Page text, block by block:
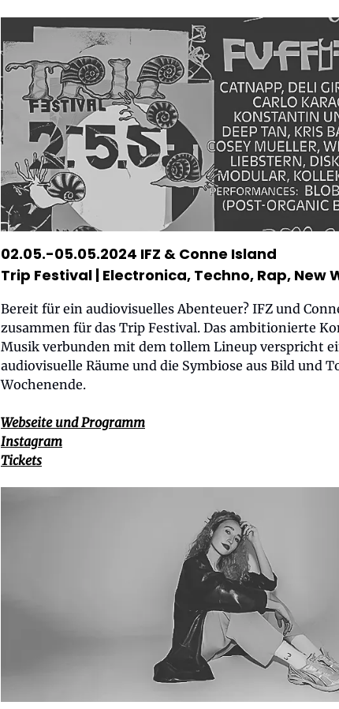
02.05.-05.05.2024 IFZ & Conne Island
Trip Festival | Electronica, Techno, Rap, New
Bereit für ein audiovisuelles Abenteuer? IFZ und
zusammen für das Trip Festival. Das ambitionierte
Musik verbunden mit dem tollem Lineup verspricht
audiovisuelle Räume und die Symbiose aus Bild und
Wochenende.
Webseite und Programm
Instagram
Tickets